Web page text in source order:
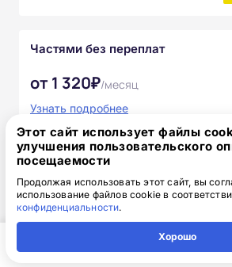
Частями без переплат
от 1 320₽/месяц
Узнать подробнее
После прохождения курса
Полный комплект
документов
Доступ к онлайн-
Этот сайт использует файлы
улучшения пользовательского
посещаемости
Продолжая использовать этот сайт, вы
использование файлов cookie в
конфиденциальности.
Хорошо